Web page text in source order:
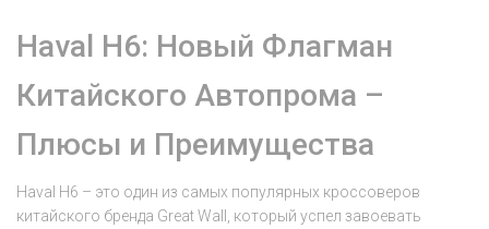
Haval H6: Новый Флагман
Китайского Автопрома –
Плюсы и Преимущества
Haval H6 – это один из самых популярных кроссоверов
китайского бренда Great Wall, который успел завоевать